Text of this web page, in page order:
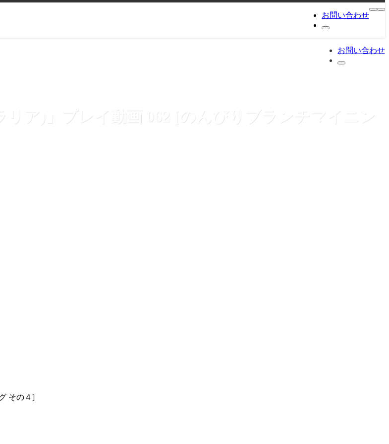
お問い合わせ
お問い合わせ
リア)」プレイ動画 062 [のんびりブランチマイニン
その４]